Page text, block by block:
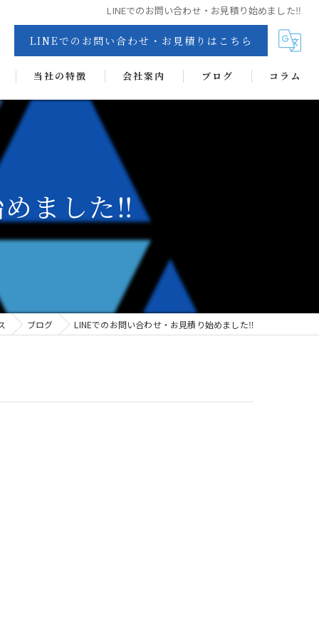
LINEでのお問い合わせ・お見積り始めました‼
LINEでのお問い合わせ・お見積りはこちら
当社の特徴
抗菌・抗ウイルス・消臭・防カビコーティング
会社案内 ブログ コラム
ました‼
ブログ LINEでのお問い合わせ・お見積り始めました‼